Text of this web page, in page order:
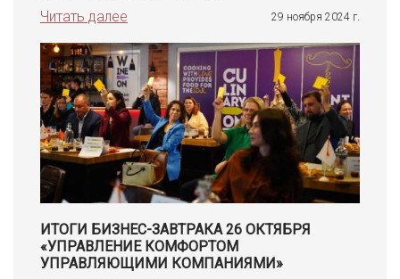
Читать далее
29 ноября 2024 г.
ИТОГИ БИЗНЕС-ЗАВТРАКА 26 ОКТЯБРЯ
«УПРАВЛЕНИЕ КОМФОРТОМ
УПРАВЛЯЮЩИМИ КОМПАНИЯМИ»